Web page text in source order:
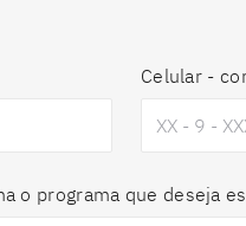
Celular -
o programa que deseja